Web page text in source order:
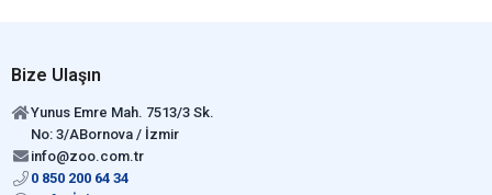
Bize Ulaşın
Yunus Emre Mah. 7513/3 Sk.
No: 3/ABornova / İzmir
info@zoo.com.tr
0 850 200 64 34